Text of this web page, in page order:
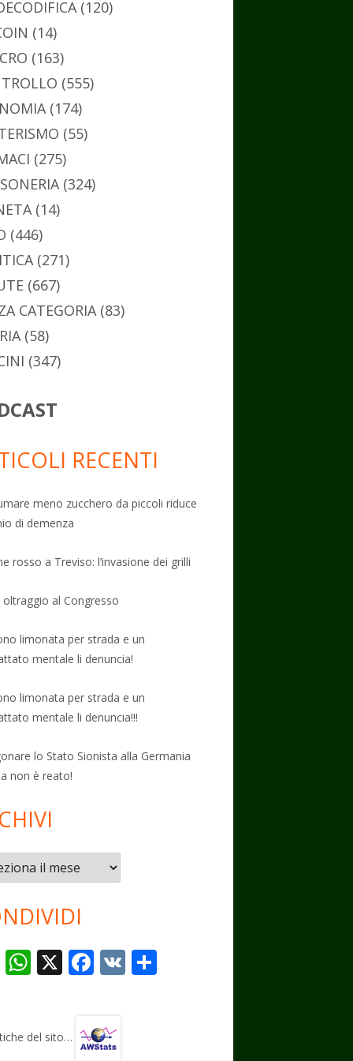
(120)
(14)
(163)
(555)
(174)
(55)
(275)
(324)
(14)
(446)
(271)
(667)
CATEGORIA(83)
(58)
(347)
RECENTI
meno zucchero da piccoli riduce
di demenza
rosso a Treviso: l’invasione dei grilli
oltraggio al Congresso
limonata per strada e un
mentale li denuncia!
limonata per strada e un
mentale li denuncia!!!
lo Stato Sionista alla Germania
non è reato!
T
gr
W
s
X F
b
V
del sito…